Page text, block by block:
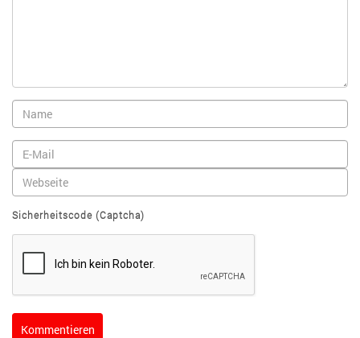
Sicherheitscode (Captcha)
Kommentieren